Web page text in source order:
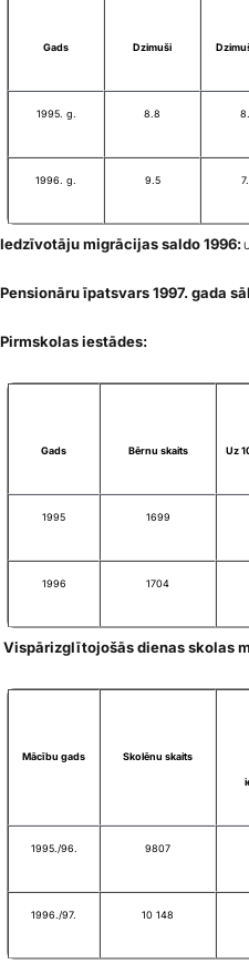
Gads Dzimuši
1995. g. 8.8
1996. g. 9.5
Iedzīvotāju migrācijas saldo 1996:
Pensionāru īpatsvars 1997. gada
Pirmskolas iestādes:
Gads Bērnu skaits Uz
1995 1699
1996 1704
Vispārizglītojošās dienas skolas
Mācību gads Skolēnu skaits
1995./96. 9807
1996./97. 10 148